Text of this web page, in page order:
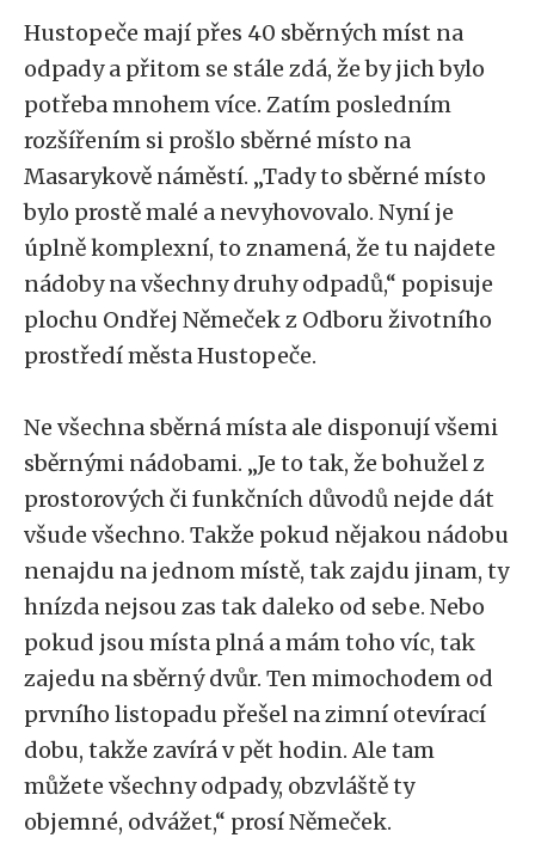
Hustopeče mají přes 40 sběrných míst na
odpady a přitom se stále zdá, že by jich bylo
potřeba mnohem více. Zatím posledním
rozšířením si prošlo sběrné místo na
Masarykově náměstí. „Tady to sběrné místo
bylo prostě malé a nevyhovovalo. Nyní je
úplně komplexní, to znamená, že tu najdete
nádoby na všechny druhy odpadů,“ popisuje
plochu Ondřej Němeček z Odboru životního
prostředí města Hustopeče.
Ne všechna sběrná místa ale disponují všemi
sběrnými nádobami. „Je to tak, že bohužel z
prostorových či funkčních důvodů nejde dát
všude všechno. Takže pokud nějakou nádobu
nenajdu na jednom místě, tak zajdu jinam, ty
hnízda nejsou zas tak daleko od sebe. Nebo
pokud jsou místa plná a mám toho víc, tak
zajedu na sběrný dvůr. Ten mimochodem od
prvního listopadu přešel na zimní otevírací
dobu, takže zavírá v pět hodin. Ale tam
můžete všechny odpady, obzvláště ty
objemné, odvážet,“ prosí Němeček.